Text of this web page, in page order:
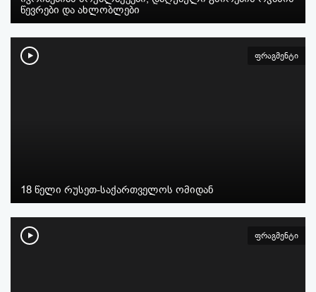
წევრები და ახლობლები
ფრაგმენტი
18 წელი რუსეთ-საქართველოს ომიდან
ფრაგმენტი